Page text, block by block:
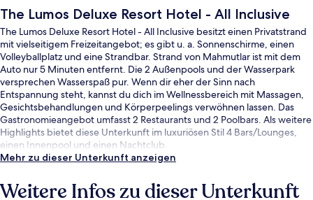
The Lumos Deluxe Resort Hotel - All Inclusive
The Lumos Deluxe Resort Hotel - All Inclusive besitzt einen Privatstrand
mit vielseitigem Freizeitangebot; es gibt u. a. Sonnenschirme, einen
Volleyballplatz und eine Strandbar. Strand von Mahmutlar ist mit dem
Auto nur 5 Minuten entfernt. Die 2 Außenpools und der Wasserpark
versprechen Wasserspaß pur. Wenn dir eher der Sinn nach
Entspannung steht, kannst du dich im Wellnessbereich mit Massagen,
Gesichtsbehandlungen und Körperpeelings verwöhnen lassen. Das
Gastronomieangebot umfasst 2 Restaurants und 2 Poolbars. Als weitere
Highlights bietet diese Unterkunft im luxuriösen Stil 4 Bars/Lounges,
einen Innenpool und einen Nachtclub.
Mehr zu dieser Unterkunft anzeigen
Weitere Infos zu dieser Unterkunft